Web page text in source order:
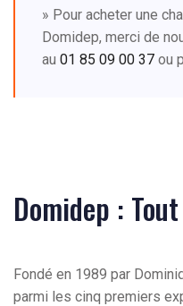
» Pour acheter une
Domidep, merci de
au 01 85 09 00 37 ou
Domidep :
Fondé en 1989 par
parmi les cinq premiers